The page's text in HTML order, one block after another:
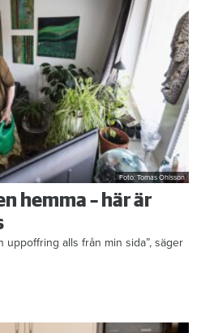
Foto: Tomas Ohlsson
hemma – här är
uppoffring alls från min sida”, säger